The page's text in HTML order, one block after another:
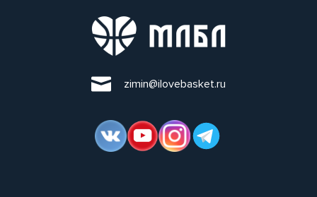
zimin@ilovebasket.ru